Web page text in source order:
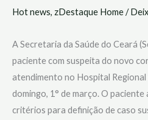
Hot news, zDestaque Home/
A Secretaria da Saúde do Ceará
paciente com suspeita do novo
atendimento no Hospital Regional
domingo, 1° de março. O
critérios para definição de caso